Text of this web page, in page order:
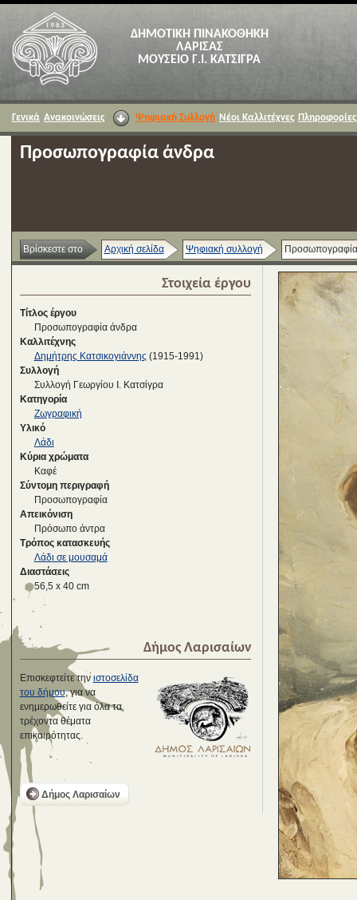
ΔΗΜΟΤΙΚΗ ΠΙΝΑΚΟΘΗΚΗ
ΛΑΡΙΣΑΣ
ΜΟΥΣΕΙΟ Γ.Ι. ΚΑΤΣΙΓΡΑ
Γενικά Ανακοινώσεις Ψηφιακή Συλλογή Νέοι Καλλιτέχνες Πληροφορίες
Προσωπογραφία άνδρα
Βρίσκεστε στο Αρχική σελίδα Ψηφιακή συλλογή
Στοιχεία έργου
Τίτλος έργου
Προσωπογραφία άνδρα
Καλλιτέχνης
Δημήτρης Κατσικογιάννης (1915-1991)
Συλλογή
Συλλογή Γεωργίου Ι. Κατσίγρα
Κατηγορία
Ζωγραφική
Υλικό
Λάδι
Κύρια χρώματα
Καφέ
Σύντομη περιγραφή
Προσωπογραφία
Απεικόνιση
Πρόσωπο άντρα
Τρόπος κατασκευής
Λάδι σε μουσαμά
Διαστάσεις
56,5 x 40 cm
Δήμος Λαρισαίων
Επισκεφτείτε την ιστοσελίδα
του δήμου, για να
ενημερωθείτε για όλα τα
τρέχοντα θέματα
επικαιρότητας.
Δήμος Λαρισαίων